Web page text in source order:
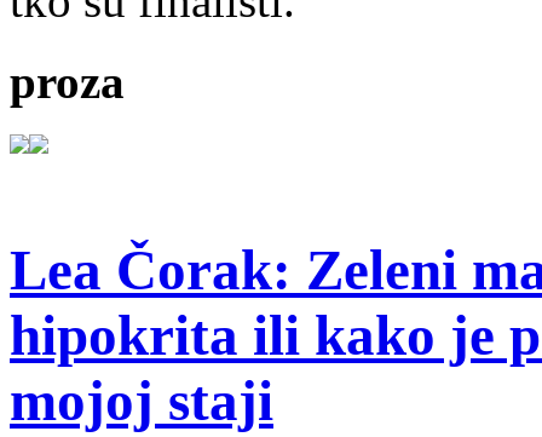
proza
Lea Čorak: Zeleni
hipokrita ili kako je
mojoj staji